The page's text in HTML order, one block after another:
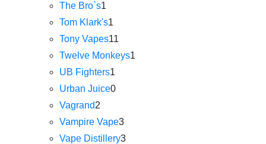
The Bro`s1
Tom Klark's1
Tony Vapes11
Twelve Monkeys1
UB Fighters1
Urban Juice0
Vagrand2
Vampire Vape3
Vape Distillery3